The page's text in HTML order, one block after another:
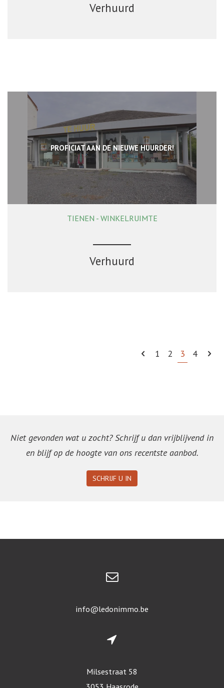
Verhuurd
PROFICIAT AAN DE NIEUWE HUURDER!
160 m²
TIENEN - WINKELRUIMTE
Verhuurd
1 2 3 4
Niet gevonden wat u zocht? Schrijf u dan vrijblijvend in
en blijf op de hoogte van ons recentste aanbod.
SCHRIJF U IN
info@ledonimmo.be
Milsestraat 58